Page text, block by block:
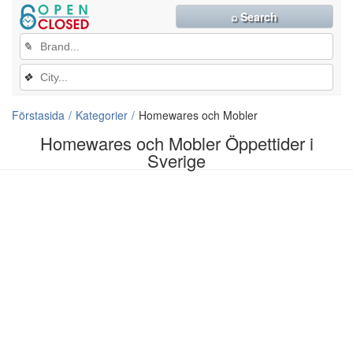
Homewares och Mobler Öppettider i
Sverige
✎
❖
⌕ Search
Förstasida Kategorier Homewares och Mobler